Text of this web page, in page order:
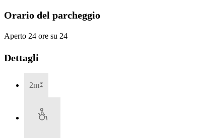
Orario del parcheggio
Aperto 24 ore su 24
Dettagli
2m